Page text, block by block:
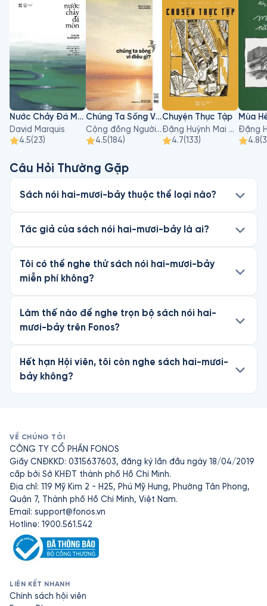
Nước Chảy Đá Mòn
David Marquis
4.5(23)
Chúng Ta Sống Vì Điều Gì?
Cộng đồng Người kể chuyện của Phục Hưng
4.5(184)
Chuyện Thực Tập
Đặng Huỳnh Mai Anh
4.7(133)
Mùa
4.8(
Câu Hỏi Thường Gặp
Sách nói hai-mươi-bảy thuộc thể loại nào?
Tác giả của sách nói hai-mươi-bảy là ai?
Tôi có thể nghe thử sách nói hai-mươi-bảy
miễn phí không?
Làm thế nào để nghe trọn bộ sách nói hai-
mươi-bảy trên Fonos?
Hết hạn Hội viên, tôi còn nghe sách hai-mươi-
bảy không?
VỀ CHÚNG TÔI
CÔNG TY CỔ PHẦN FONOS
Giấy CNĐKKD: 0315637603, đăng ký lần đầu ngày 18/04/2019
cấp bởi Sở KHĐT thành phố Hồ Chí Minh.
Địa chỉ: 119 Mỹ Kim 2 - H25, Phú Mỹ Hưng, Phường Tân Phong,
Quận 7, Thành phố Hồ Chí Minh, Việt Nam.
Email: support@fonos.vn
Hotline: 1900.561.542
LIÊN KẾT NHANH
Chính sách hội viên